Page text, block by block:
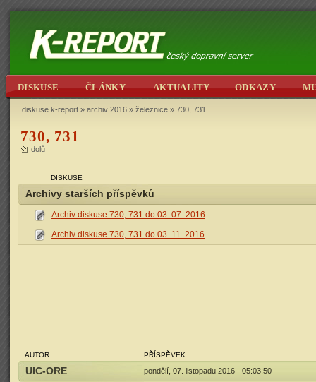
DISKUSE ČLÁNKY AKTUALITY ODKAZY
diskuse k-report » archiv 2016 » železnice » 730, 731
730, 731
dolů
DISKUSE
Archivy starších příspěvků
Archiv diskuse 730, 731 do 03. 07. 2016
Archiv diskuse 730, 731 do 03. 11. 2016
AUTOR PŘÍSPĚVEK
UIC-ORE pondělí, 07. listopadu 2016 - 05:03:50